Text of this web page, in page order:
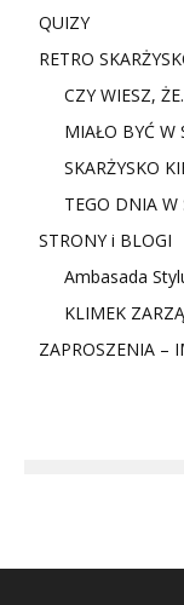
QUIZY
RETRO
CZY WIESZ,
MIAŁO BYĆ W
SKARŻYSKO
TEGO DNIA W
STRONY i BLOGI
Ambasada
KLIMEK
ZAPROSZENIA –